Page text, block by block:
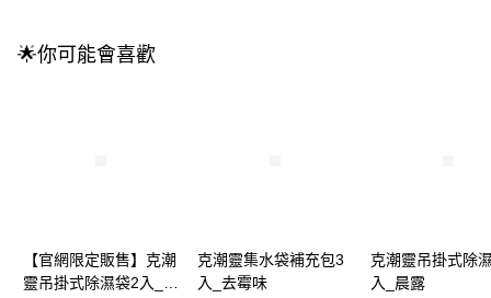
🌟你可能會喜歡
【官網限定販售】克潮
靈吊掛式除濕袋2入_去
克潮靈集水袋補充包3
入_去霉味
克潮靈吊掛式除
入_晨露